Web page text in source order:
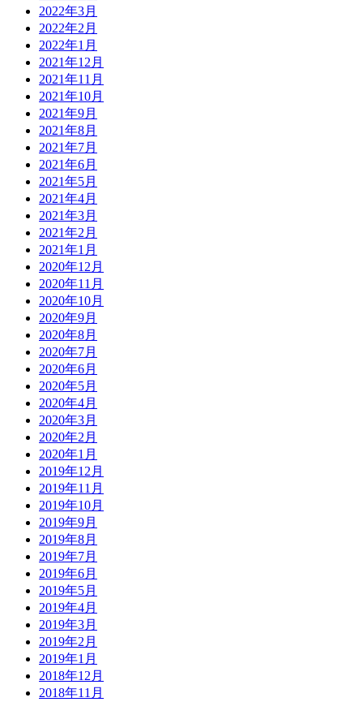
2022年3月
2022年2月
2022年1月
2021年12月
2021年11月
2021年10月
2021年9月
2021年8月
2021年7月
2021年6月
2021年5月
2021年4月
2021年3月
2021年2月
2021年1月
2020年12月
2020年11月
2020年10月
2020年9月
2020年8月
2020年7月
2020年6月
2020年5月
2020年4月
2020年3月
2020年2月
2020年1月
2019年12月
2019年11月
2019年10月
2019年9月
2019年8月
2019年7月
2019年6月
2019年5月
2019年4月
2019年3月
2019年2月
2019年1月
2018年12月
2018年11月